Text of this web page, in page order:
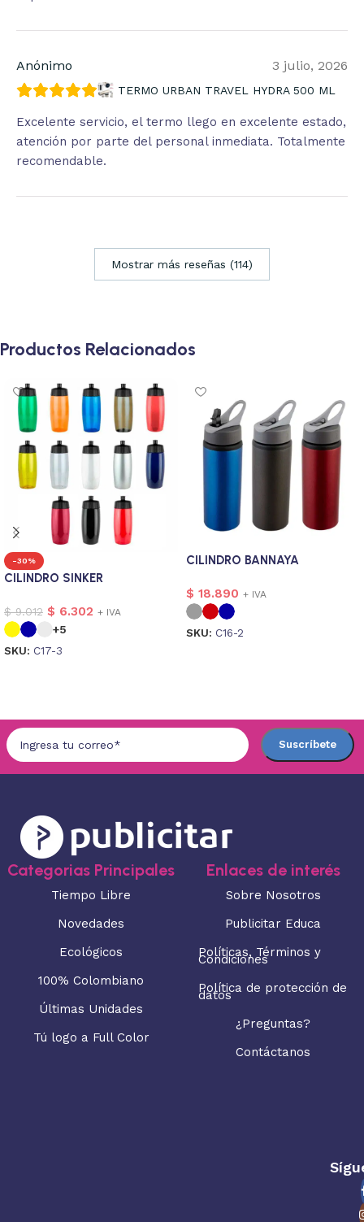
Anónimo 3 julio, 2026
TERMO URBAN TRAVEL HYDRA 500 ML
Excelente servicio, el termo llego en excelente estado,
atención por parte del personal inmediata. Totalmente
recomendable.
Mostrar más reseñas (114)
Productos Relacionados
-30%
CILINDRO SINKER
$9.012 $ 6.302 + IVA
+5
SKU: C17-3
CILINDRO BANNAYA
$ 18.890 + IVA
SKU: C16-2
Categorias Principales
Tiempo Libre
Novedades
Ecológicos
100% Colombiano
Últimas Unidades
Tú logo a Full Color
Enlaces de interés
Sobre Nosotros
Publicitar Educa
Políticas, Términos y
Condiciones
Política de protección de
datos
¿Preguntas?
Contáctanos